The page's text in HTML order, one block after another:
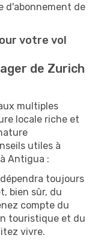
d'abonnement de
votre vol
de Zurich
multiples
locale riche et
utiles à
Antigua :
toujours
bien sûr, du
compte du
touristique et du
vivre.